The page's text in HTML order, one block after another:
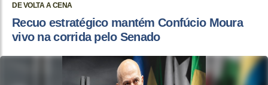
DE VOLTA A CENA
Recuo estratégico mantém Confúcio Moura
vivo na corrida pelo Senado